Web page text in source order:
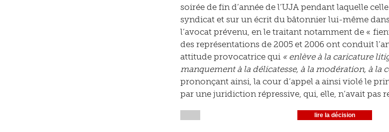
soirée de fin d’année de l’UJA pendant laquelle
syndicat et sur un écrit du bâtonnier lui-même
l’avocat prévenu, en le traitant notamment de «
des représentations de 2005 et 2006 ont conduit
attitude provocatrice qui « enlève à la caricature
manquement à la délicatesse, à la modération, à la
prononçant ainsi, la cour d’appel a ainsi violé le
par une juridiction répressive, qui, elle, n’avait pas
lire la décision